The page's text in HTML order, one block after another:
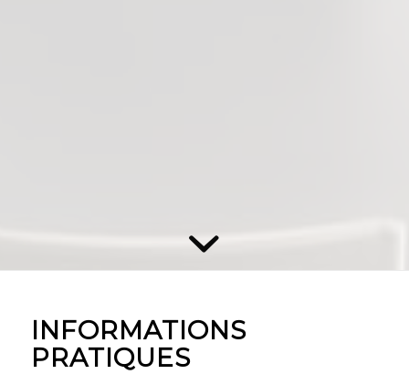
INFORMATIONS
PRATIQUES